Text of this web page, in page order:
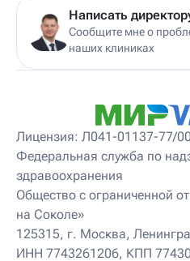
Написать
Сообщите мне о
наших клиниках
Лицензия: Л041-01137-77/
Федеральная служба по
здравоохранения
Общество с ограниченной
на Соколе»
125315, г. Москва,
ИНН 7743261206, КПП